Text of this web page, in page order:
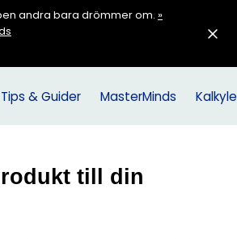
andra bara drömmer om. »
Tips & Guider MasterMinds
till din